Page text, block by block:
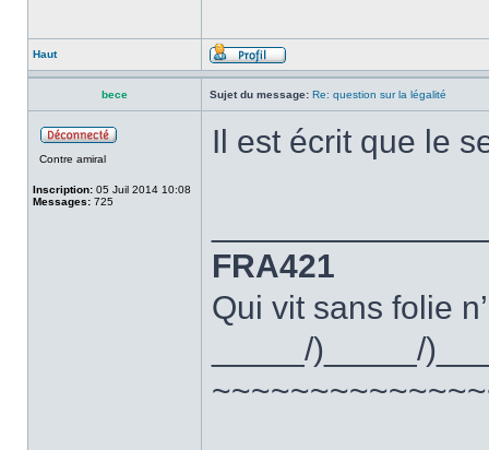
Haut
bece Sujet du message: Re: question sur la légalité
Contre amiral
Inscription: 05 Juil 2014 10:08
Messages: 725
Il est écrit que le
FRA421
Qui vit sans folie
_____/)_____/